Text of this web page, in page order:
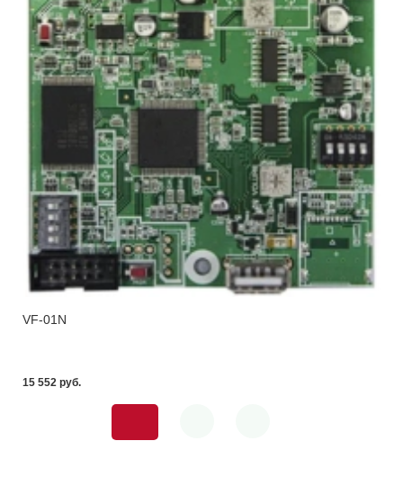
VF-01N
15 552 pуб.